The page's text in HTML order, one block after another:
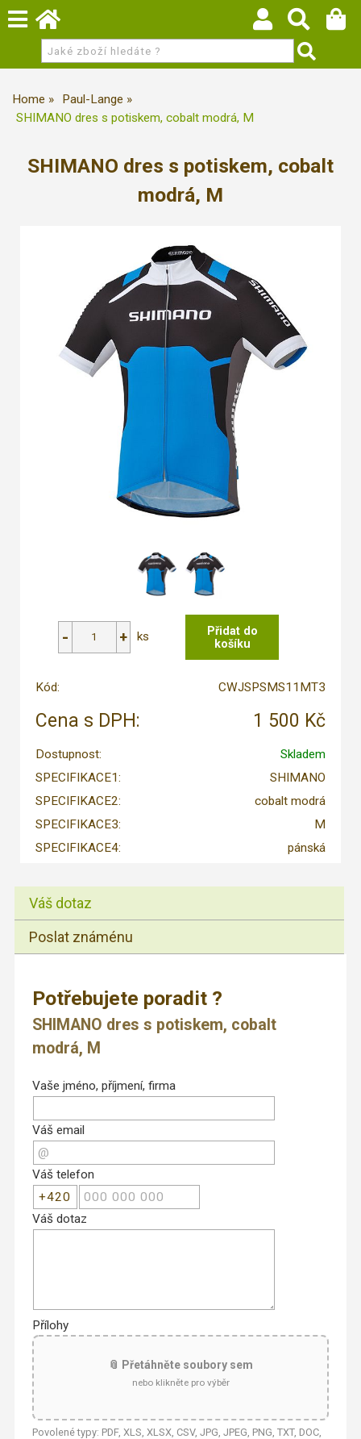
Home
Paul-Lange
SHIMANO dres s potiskem, cobalt modrá, M
SHIMANO dres s potiskem, cobalt
modrá, M
ks
Kód: CWJSPSMS11MT3
Cena s DPH: 1 500 Kč
Dostupnost:
Skladem
SPECIFIKACE1:
SHIMANO
SPECIFIKACE2:
cobalt modrá
SPECIFIKACE3:
M
SPECIFIKACE4:
pánská
Váš dotaz
Poslat známénu
Potřebujete poradit ?
SHIMANO dres s potiskem, cobalt
modrá, M
Vaše jméno, příjmení, firma
Váš email
Váš telefon
Váš dotaz
Přílohy
📎 Přetáhněte soubory sem
nebo klikněte pro výběr
Povolené typy: PDF, XLS, XLSX, CSV, JPG, JPEG, PNG, TXT, DOC,